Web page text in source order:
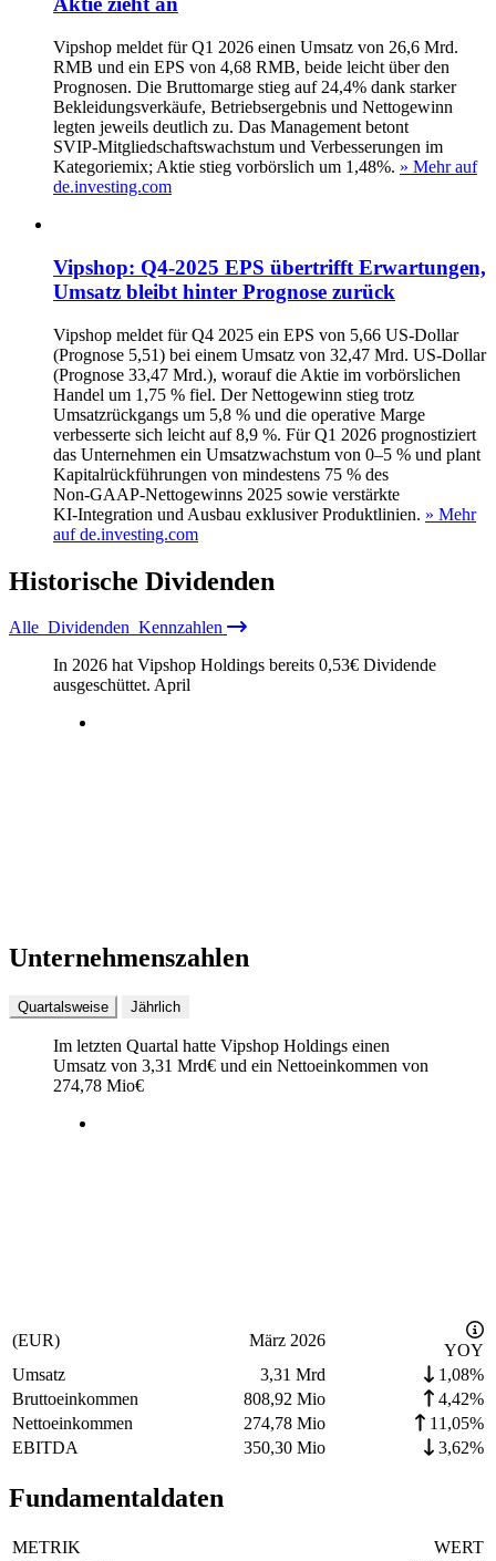
Vipshop meldet für Q1 2026 einen Umsatz von 26,6 Mrd.
RMB und ein EPS von 4,68 RMB, beide leicht über den
Prognosen. Die Bruttomarge stieg auf 24,4% dank starker
Bekleidungsverkäufe, Betriebsergebnis und Nettogewinn
legten jeweils deutlich zu. Das Management betont
SVIP‑Mitgliedschaftswachstum und Verbesserungen im
Kategoriemix; Aktie stieg vorbörslich um 1,48%. » Mehr auf
de.investing.com
Vipshop: Q4‑2025 EPS übertrifft Erwartungen,
Umsatz bleibt hinter Prognose zurück
Vipshop meldet für Q4 2025 ein EPS von 5,66 US-Dollar
(Prognose 5,51) bei einem Umsatz von 32,47 Mrd. US-Dollar
(Prognose 33,47 Mrd.), worauf die Aktie im vorbörslichen
Handel um 1,75 % fiel. Der Nettogewinn stieg trotz
Umsatzrückgangs um 5,8 % und die operative Marge
verbesserte sich leicht auf 8,9 %. Für Q1 2026 prognostiziert
das Unternehmen ein Umsatzwachstum von 0–5 % und plant
Kapitalrückführungen von mindestens 75 % des
Non‑GAAP‑Nettogewinns 2025 sowie verstärkte
KI‑Integration und Ausbau exklusiver Produktlinien. » Mehr
auf de.investing.com
Historische Dividenden
Alle Dividenden Kennzahlen
In 2026 hat Vipshop Holdings bereits 0,53€ Dividende
ausgeschüttet. April
Unternehmenszahlen
Quartalsweise Jährlich
Im letzten Quartal hatte Vipshop Holdings einen
Umsatz von 3,31 Mrd€ und ein Nettoeinkommen von
274,78 Mio€
(EUR) März 2026
YOY
Umsatz
3,31 Mrd
1,08%
Bruttoeinkommen
808,92 Mio
4,42%
Nettoeinkommen
274,78 Mio
11,05%
EBITDA
350,30 Mio 3,62%
Fundamentaldaten
METRIK
WERT